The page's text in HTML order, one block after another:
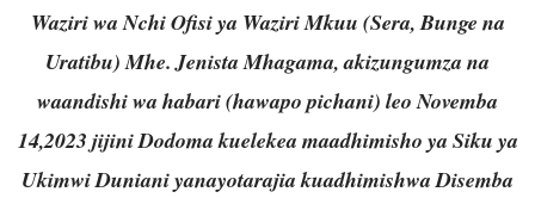
Waziri wa Nchi Ofisi ya Waziri Mkuu (Sera, Bunge na
Uratibu) Mhe. Jenista Mhagama, akizungumza na
waandishi wa habari (hawapo pichani) leo Novemba
14,2023 jijini Dodoma kuelekea maadhimisho ya Siku ya
Ukimwi Duniani yanayotarajia kuadhimishwa Disemba